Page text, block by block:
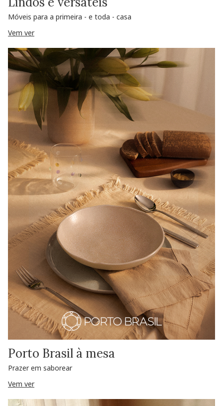
Móveis para a primeira - e toda - casa
Vem ver
Porto Brasil à mesa
Prazer em saborear
Vem ver